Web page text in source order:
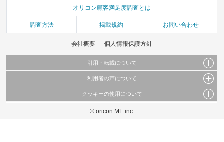
オリコン顧客満足度調査とは
調査方法 掲載規約 お問い合わせ
会社概要 個人情報保護方針
引用・転載について
当サイトで公開されている情報（文字、写真、イラスト、画像データ等）及びこれらの配
これらの情報を権利者の許可なく無断転載・複製などの二次利用を行うことは固く禁じて
利用者の声について
当サイトに掲載している内容はすべてサービスの利用者が提出された見解・感想です。
弊社の見解・ 意見ではないことをご理解いただいた上でご覧ください。
クッキーの使用について
このサイトでは Cookie を使用して、ユーザーに合わせたコンテンツや広告の表示、ソー
© oricon ME inc.